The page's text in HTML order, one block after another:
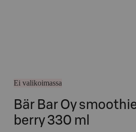
Ei valikoimassa
Bär Bar Oy
berry 330 ml